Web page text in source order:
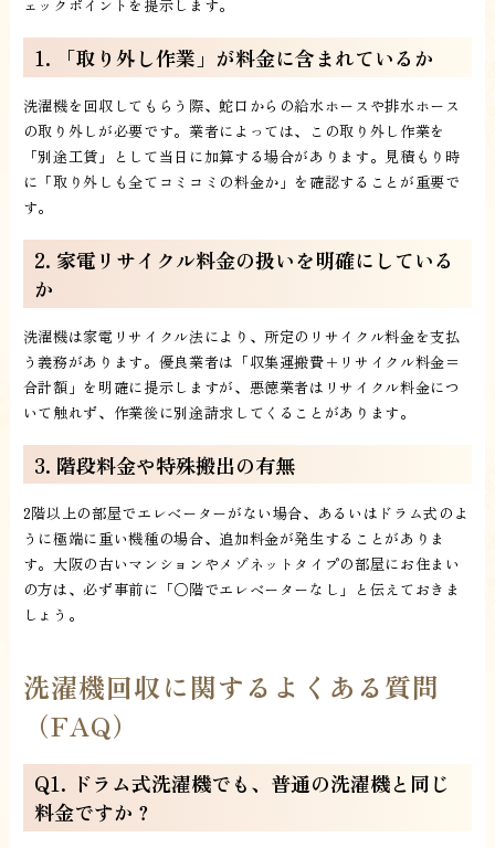
ェックポイントを提示します。
1. 「取り外し作業」が料金に含まれているか
洗濯機を回収してもらう際、蛇口からの給水ホースや排水ホース
の取り外しが必要です。業者によっては、この取り外し作業を
「別途工賃」として当日に加算する場合があります。見積もり時
に「取り外しも全てコミコミの料金か」を確認することが重要で
す。
2. 家電リサイクル料金の扱いを明確にしている
か
洗濯機は家電リサイクル法により、所定のリサイクル料金を支払
う義務があります。優良業者は「収集運搬費＋リサイクル料金＝
合計額」を明確に提示しますが、悪徳業者はリサイクル料金につ
いて触れず、作業後に別途請求してくることがあります。
3. 階段料金や特殊搬出の有無
2階以上の部屋でエレベーターがない場合、あるいはドラム式のよ
うに極端に重い機種の場合、追加料金が発生することがありま
す。大阪の古いマンションやメゾネットタイプの部屋にお住まい
の方は、必ず事前に「○階でエレベーターなし」と伝えておきま
しょう。
洗濯機回収に関するよくある質問
（FAQ）
Q1. ドラム式洗濯機でも、普通の洗濯機と同じ
料金ですか？